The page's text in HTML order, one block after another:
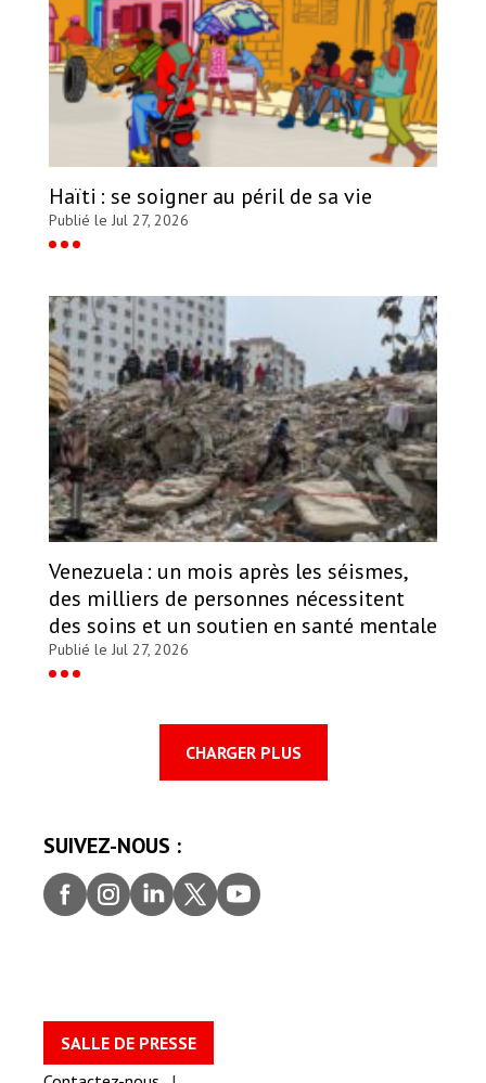
Haïti : se soigner au péril de sa vie
Publié le Jul 27, 2026
Venezuela : un mois après les séismes,
des milliers de personnes nécessitent
des soins et un soutien en santé mentale
Publié le Jul 27, 2026
CHARGER PLUS
SUIVEZ-NOUS :
Faceb
ook
Insta
gram
Linke
dIn
Twitt
er
youtu
be
SALLE DE PRESSE